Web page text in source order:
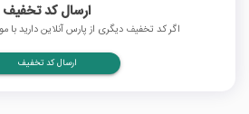
ارسال کد تخفیف
اگر کد تخفیف دیگری از پارس آنلاین دارید با
ارسال کد تخفیف